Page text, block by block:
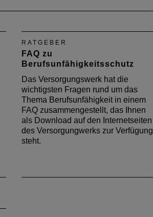
RATGEBER
FAQ zu
Berufsunfähigkeitsschutz
Das Versorgungswerk hat die
wichtigsten Fragen rund um das
Thema Berufsunfähigkeit in einem
FAQ zusammengestellt, das Ihnen
als Download auf den Internetseiten
des Versorgungwerks zur Verfügung
steht.